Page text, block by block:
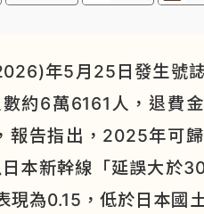
年5月25日發生號
約6萬6161人，退費
報告指出，2025年可
本新幹線「延誤大於
為0.15，低於日本國